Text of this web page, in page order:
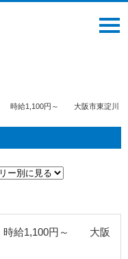
～ 大阪市東淀川
円～ 大阪
介